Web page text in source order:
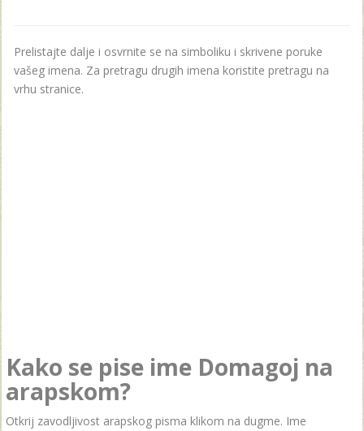
Prelistajte dalje i osvrnite se na simboliku i skrivene poruke
vašeg imena. Za pretragu drugih imena koristite pretragu na
vrhu stranice.
Kako se pise ime Domagoj na
arapskom?
Otkrij zavodljivost arapskog pisma klikom na dugme. Ime